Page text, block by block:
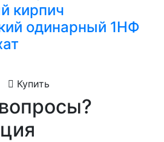
кирпич
одинарный 1НФ
Купить